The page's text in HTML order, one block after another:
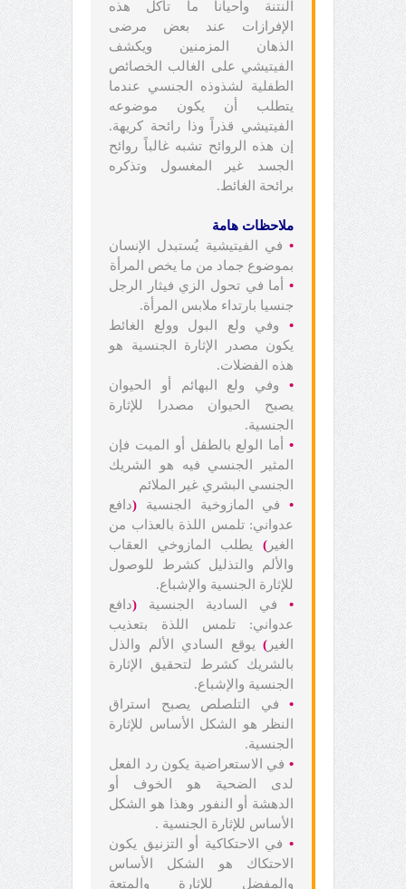
النتنة وأحيانا ما تأكل هذه
الإفرازات عند بعض مرضى
الذهان المزمنين ويكشف
الفيتيشي على الغالب الخصائص
الطفلية لشذوذه الجنسي عندما
يتطلب أن يكون موضوعه
الفيتيشي قذراً وذا رائحة كريهة.
إن هذه الروائح تشبه غالباً روائح
الجسد غير المغسول وتذكره
برائحة الغائط.
ملاحظات هامة
• في الفيتيشية يُستبدل الإنسان
بموضوع جماد من ما يخص المرأة
• أما في تحول الزي فيثار الرجل
جنسيا بارتداء ملابس المرأة.
• وفي ولع البول وولع الغائط
يكون مصدر الإثارة الجنسية هو
هذه الفضلات.
• وفي ولع البهائم أو الحيوان
يصبح الحيوان مصدرا للإثارة
الجنسية.
• أما الولع بالطفل أو الميت فإن
المثير الجنسي فيه هو الشريك
الجنسي البشري غير الملائم
• في المازوخية الجنسية (دافع
عدواني: تلمس اللذة بالعذاب من
الغير ) يطلب المازوخي العقاب
والألم والتذليل كشرط للوصول
للإثارة الجنسية والإشباع.
• في السادية الجنسية (دافع
عدواني: تلمس اللذة بتعذيب
الغير ) يوقع السادي الألم والذل
بالشريك كشرط لتحقيق الإثارة
الجنسية والإشباع.
• في التلصلص يصبح استراق
النظر هو الشكل الأساس للإثارة
الجنسية.
• في الاستعراضية يكون رد الفعل
لدى الضحية هو الخوف أو
الدهشة أو النفور وهذا هو الشكل
الأساس للإثارة الجنسية .
• في الاحتكاكية أو التزنيق يكون
الاحتكاك هو الشكل الأساس
والمفضل للإثارة والمتعة